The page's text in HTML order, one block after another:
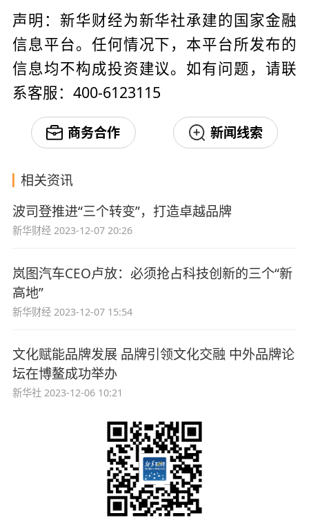
声明：新华财经为新华社承建的国家金融
信息平台。任何情况下，本平台所发布的
信息均不构成投资建议。如有问题，请联
系客服：400-6123115
商务合作 新闻线索
相关资讯
波司登推进“三个转变”，打造卓越品牌
新华财经 2023-12-07 20:26
岚图汽车CEO卢放：必须抢占科技创新的三个“新
高地”
新华财经 2023-12-07 15:54
文化赋能品牌发展 品牌引领文化交融 中外品牌论
坛在博鳌成功举办
新华社 2023-12-06 10:21